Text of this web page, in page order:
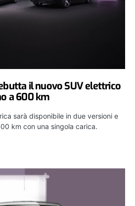
il nuovo SUV elettrico
a 600 km
sarà disponibile in due versioni e
km con una singola carica.